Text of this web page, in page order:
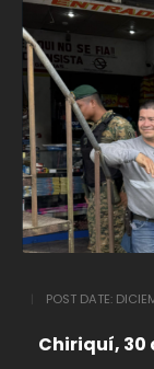
POST DATE:
Chiriquí, 30